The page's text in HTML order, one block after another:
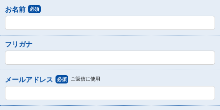
お名前 必須
フリガナ
メールアドレス 必須 ご返信に使用